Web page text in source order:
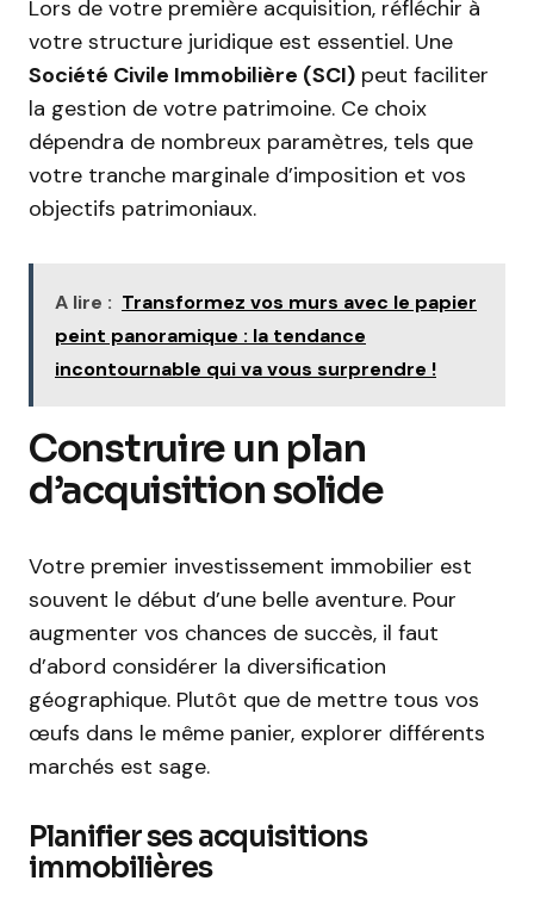
Lors de votre première acquisition, réfléchir à
votre structure juridique est essentiel. Une
Société Civile Immobilière (SCI) peut faciliter
la gestion de votre patrimoine. Ce choix
dépendra de nombreux paramètres, tels que
votre tranche marginale d’imposition et vos
objectifs patrimoniaux.
A lire : Transformez vos murs avec le papier
peint panoramique : la tendance
incontournable qui va vous surprendre !
Construire un plan
d’acquisition solide
Votre premier investissement immobilier est
souvent le début d’une belle aventure. Pour
augmenter vos chances de succès, il faut
d’abord considérer la diversification
géographique. Plutôt que de mettre tous vos
œufs dans le même panier, explorer différents
marchés est sage.
Planifier ses acquisitions
immobilières